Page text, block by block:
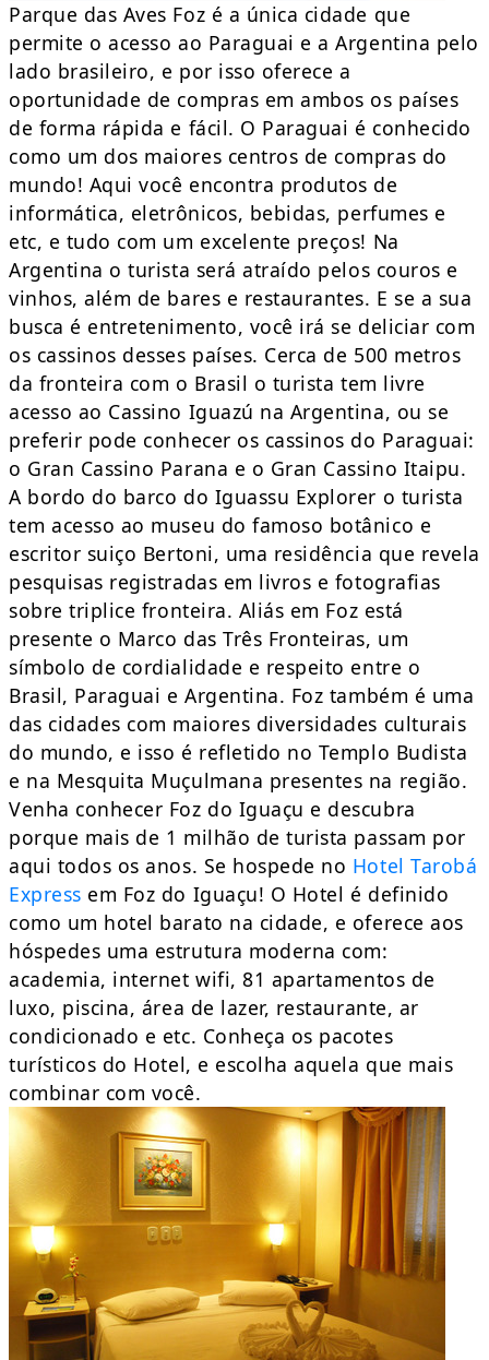
Parque das Aves Foz é a única cidade que
permite o acesso ao Paraguai e a Argentina pelo
lado brasileiro, e por isso oferece a
oportunidade de compras em ambos os países
de forma rápida e fácil. O Paraguai é conhecido
como um dos maiores centros de compras do
mundo! Aqui você encontra produtos de
informática, eletrônicos, bebidas, perfumes e
etc, e tudo com um excelente preços! Na
Argentina o turista será atraído pelos couros e
vinhos, além de bares e restaurantes. E se a sua
busca é entretenimento, você irá se deliciar com
os cassinos desses países. Cerca de 500 metros
da fronteira com o Brasil o turista tem livre
acesso ao Cassino Iguazú na Argentina, ou se
preferir pode conhecer os cassinos do Paraguai:
o Gran Cassino Parana e o Gran Cassino Itaipu.
A bordo do barco do Iguassu Explorer o turista
tem acesso ao museu do famoso botânico e
escritor suiço Bertoni, uma residência que revela
pesquisas registradas em livros e fotografias
sobre triplice fronteira. Aliás em Foz está
presente o Marco das Três Fronteiras, um
símbolo de cordialidade e respeito entre o
Brasil, Paraguai e Argentina. Foz também é uma
das cidades com maiores diversidades culturais
do mundo, e isso é refletido no Templo Budista
e na Mesquita Muçulmana presentes na região.
Venha conhecer Foz do Iguaçu e descubra
porque mais de 1 milhão de turista passam por
aqui todos os anos. Se hospede no Hotel Tarobá
Express em Foz do Iguaçu! O Hotel é definido
como um hotel barato na cidade, e oferece aos
hóspedes uma estrutura moderna com:
academia, internet wifi, 81 apartamentos de
luxo, piscina, área de lazer, restaurante, ar
condicionado e etc. Conheça os pacotes
turísticos do Hotel, e escolha aquela que mais
combinar com você.